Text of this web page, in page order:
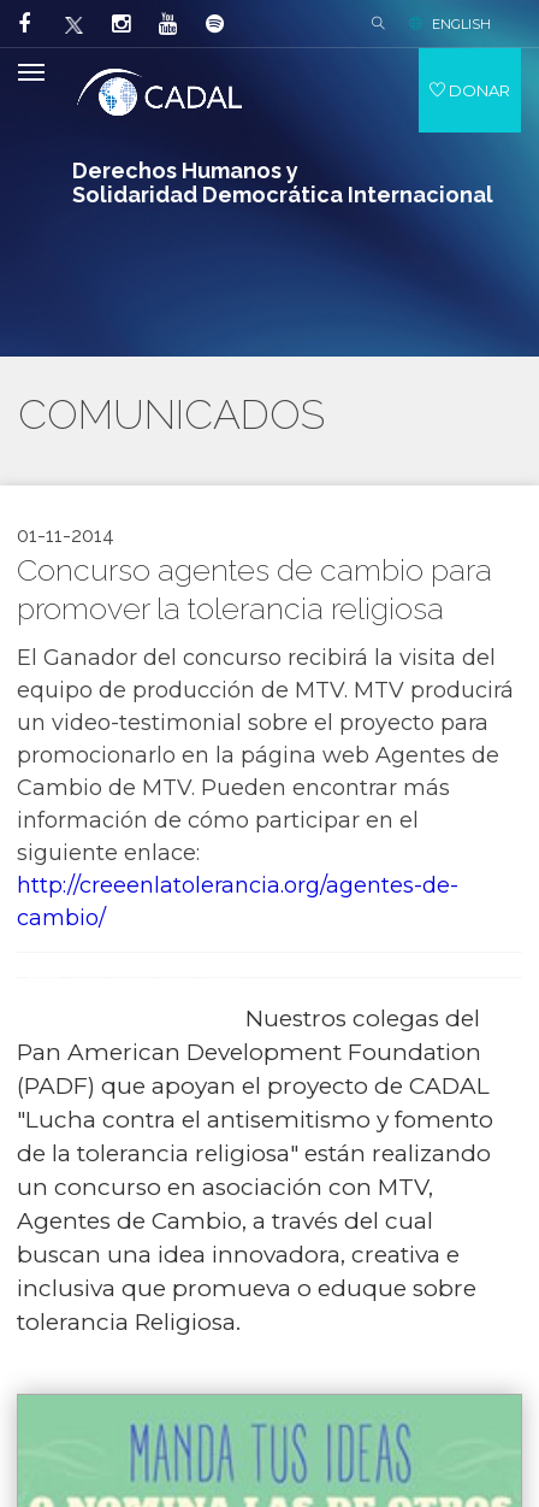
Derechos Humanos y
Solidaridad Democrática Internacional
ENGLISH
DONAR
COMUNICADOS
01-11-2014
Concurso agentes de cambio para
promover la tolerancia religiosa
El Ganador del concurso recibirá la visita del
equipo de producción de MTV. MTV producirá
un video-testimonial sobre el proyecto para
promocionarlo en la página web Agentes de
Cambio de MTV. Pueden encontrar más
información de cómo participar en el
siguiente enlace:
http://creeenlatolerancia.org/agentes-de-
cambio/
Nuestros colegas del
Pan American Development Foundation
(PADF) que apoyan el proyecto de CADAL
"Lucha contra el antisemitismo y fomento
de la tolerancia religiosa" están realizando
un concurso en asociación con MTV,
Agentes de Cambio, a través del cual
buscan una idea innovadora, creativa e
inclusiva que promueva o eduque sobre
tolerancia Religiosa.